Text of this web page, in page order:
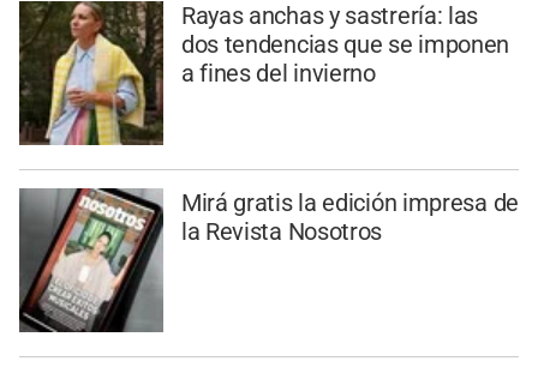
Rayas anchas y sastrería: las
dos tendencias que se imponen
a fines del invierno
Mirá gratis la edición impresa de
la Revista Nosotros